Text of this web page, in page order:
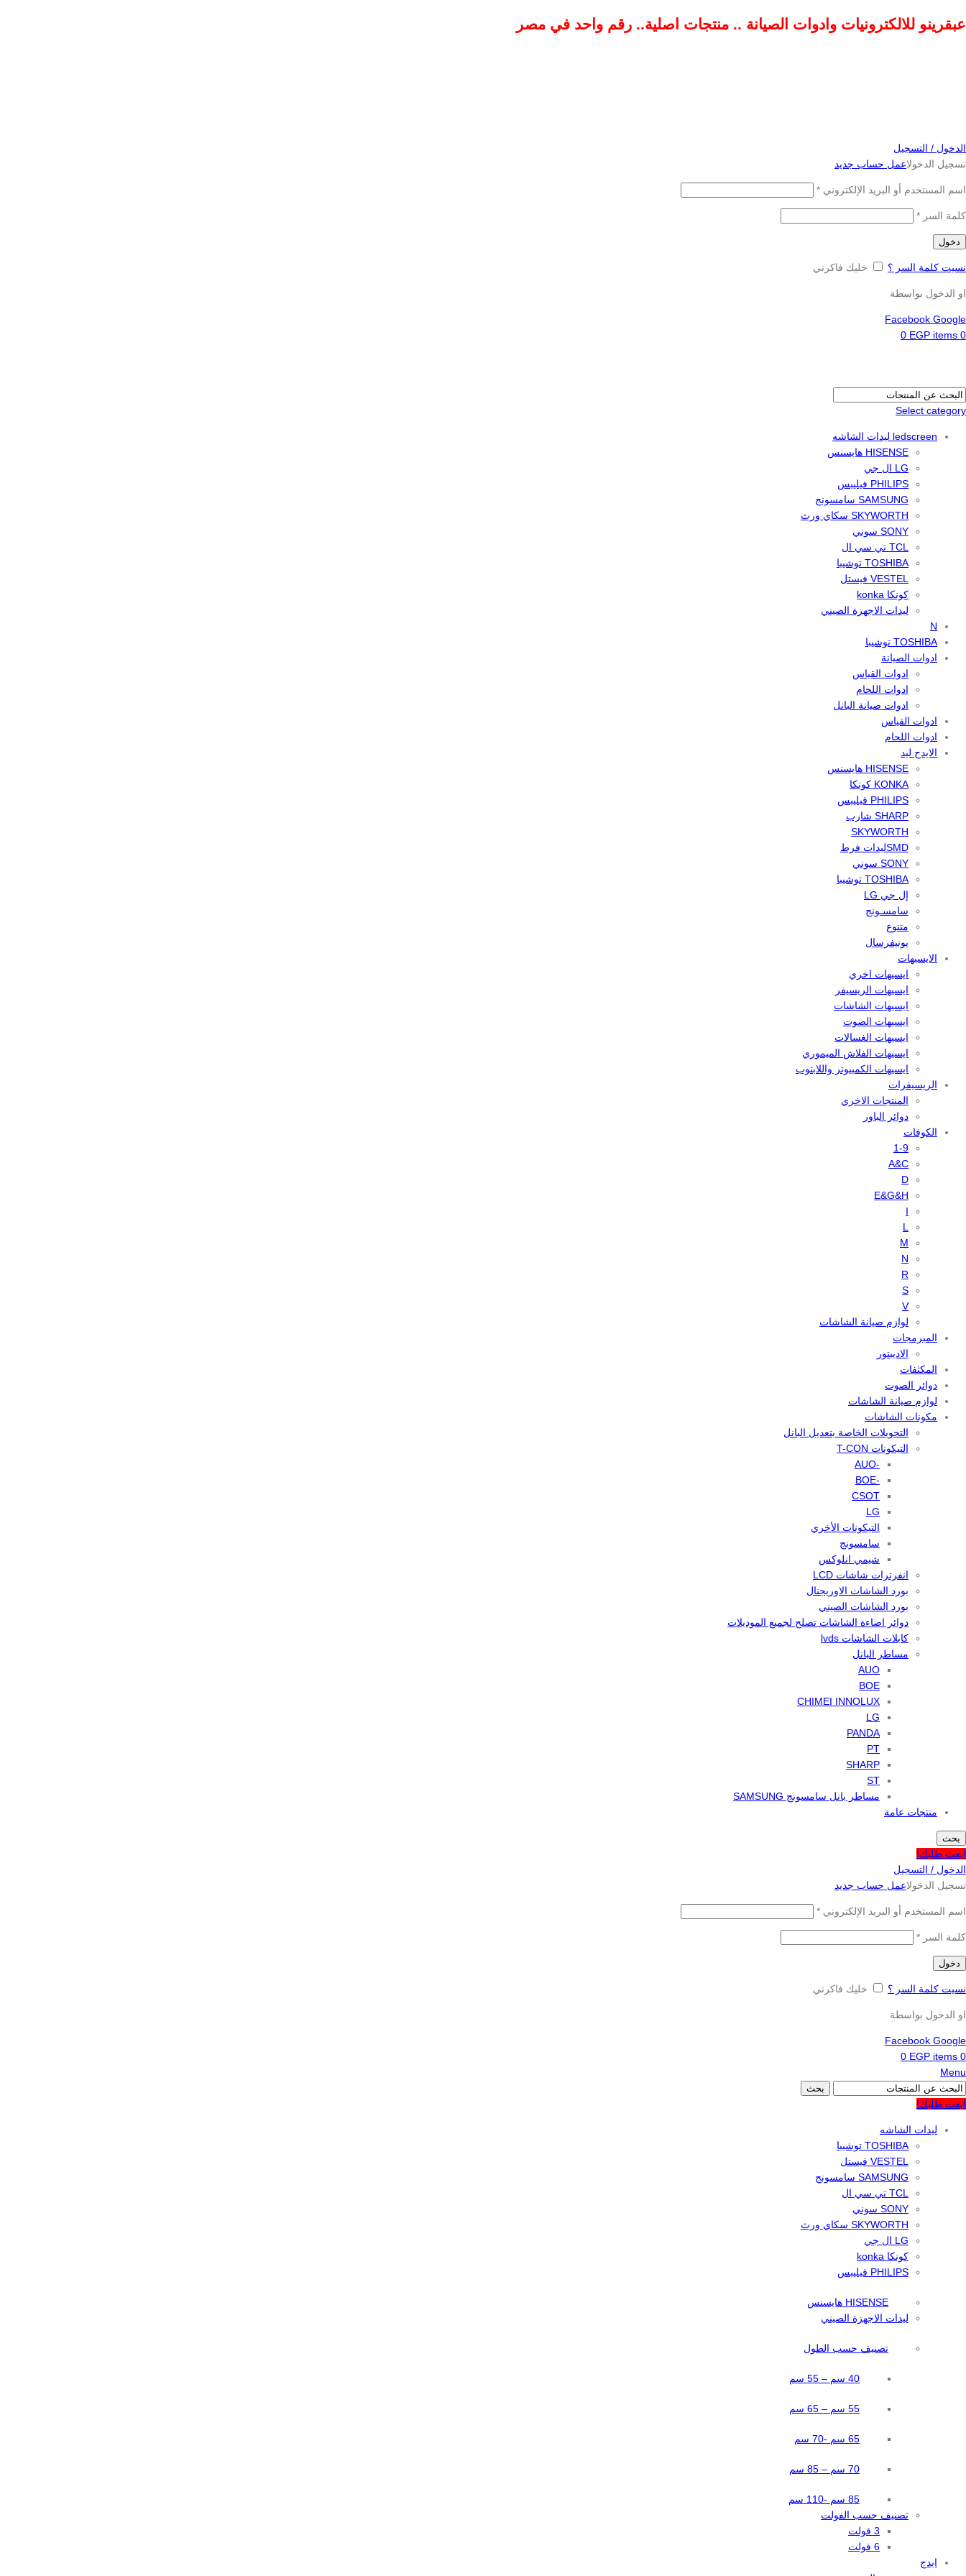
عبقرينو للالكترونيات وادوات الصيانة .. منتجات اصلية.. رقم واحد في مصر
الدخول / التسجيل
تسجيل الدخولاعمل حساب جديد
اسم المستخدم أو البريد الإلكتروني *
كلمة السر *
دخول
نسيت كلمة السر ؟ خليك فاكرني
او الدخول بواسطة
Facebook Google
0
items
0 EGP
Select category
ledscreen ليدات الشاشه
HISENSE هايسنس
LG ال جي
PHILIPS فيليبس
SAMSUNG سامسونج
SKYWORTH سكاي ورث
SONY سوني
TCL تي سي ال
TOSHIBA توشيبا
VESTEL فيستل
كونكا konka
ليدات الاجهزة الصيني
N
TOSHIBA توشيبا
ادوات الصيانة
ادوات القياس
ادوات اللحام
ادوات صيانة البانل
ادوات القياس
ادوات اللحام
الايدح ليد
HISENSE هايسنس
KONKA كونكا
PHILIPS فيليبس
SHARP شارب
SKYWORTH
SMDليدات فرط
SONY سوني
TOSHIBA توشيبا
إل جي LG
سامسـونج
متنوع
يونيفرسال
الايسيهات
ايسيهات اخري
ايسيهات الريسيفر
ايسيهات الشاشات
ايسيهات الصوت
ايسيهات الغسالات
ايسيهات الفلاش الميموري
ايسيهات الكمبيوتر واللابتوب
الريسيفرات
المنتجات الاخري
دوائر الباور
الكوفات
1-9
A&C
D
E&G&H
I
L
M
N
R
S
V
لوازم صيانة الشاشات
المبرمجات
الاديبتور
المكثفات
دوائر الصوت
لوازم صيانة الشاشات
مكونات الشاشات
التحويلات الخاصة بتعديل البانل
التيكونات T-CON
-AUO
-BOE
CSOT
LG
التيكونات الأخري
سامسونج
شيمي انلوكس
انفرترات شاشات LCD
بورد الشاشات الاوريجنال
بورد الشاشات الصيني
دوائر اضاءة الشاشات تصلح لجميع الموديلات
كابلات الشاشات lvds
مساطر البانل
AUO
BOE
CHIMEI INNOLUX
LG
PANDA
PT
SHARP
ST
مساطر بانل سامسونج SAMSUNG
منتجات عامة
بحث
ابعت طلبك!
الدخول / التسجيل
تسجيل الدخولاعمل حساب جديد
اسم المستخدم أو البريد الإلكتروني *
كلمة السر *
دخول
نسيت كلمة السر ؟ خليك فاكرني
او الدخول بواسطة
Facebook Google
0
items
0 EGP
Menu
بحث
ابعت طلبك!
ليدات الشاشه
TOSHIBA توشيبا
VESTEL فيستل
SAMSUNG سامسونج
TCL تي سي ال
SONY سوني
SKYWORTH سكاي ورث
LG ال جي
كونكا konka
PHILIPS فيليبس
HISENSE هايسنس
ليدات الاجهزة الصيني
تصنيف حسب الطول
40 سم – 55 سم
55 سم – 65 سم
65 سم -70 سم
70 سم – 85 سم
85 سم -110 سم
تصنيف حسب الفولت
3 فولت
6 فولت
ايدج